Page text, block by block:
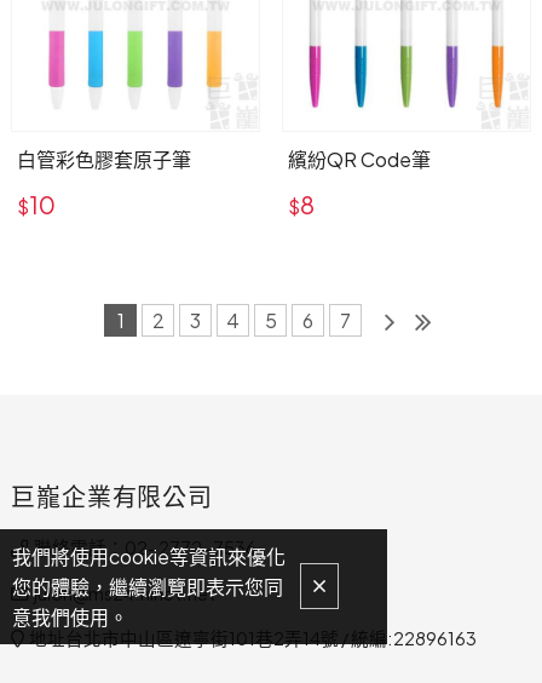
白管彩色膠套原子筆
$10
繽紛QR Code筆
$8
1 2 3 4 5 6 7
巨巃企業有限公司
聯絡電話：02-2772-7536
julon@ms24.hinet.net
地址台北市中山區遼寧街101巷2弄14號 / 統編:22896163
我們將使用cookie等資訊來優化
您的體驗，繼續瀏覽即表示您同
意我們使用。